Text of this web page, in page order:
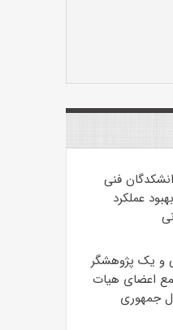
فنی
عملکرد
و یک پژوهشگر
اعضای هیات
جمهوری